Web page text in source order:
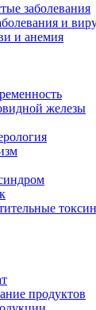
заболевания
и
и анемия
железы
продуктов